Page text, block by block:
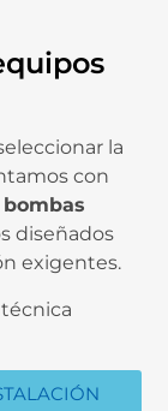
la
con
bombas
diseñados
exigentes.